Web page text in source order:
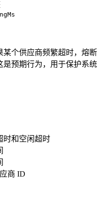
个供应商频繁超时，熔断
预期行为，用于保护系统
时和空闲超时
商 ID